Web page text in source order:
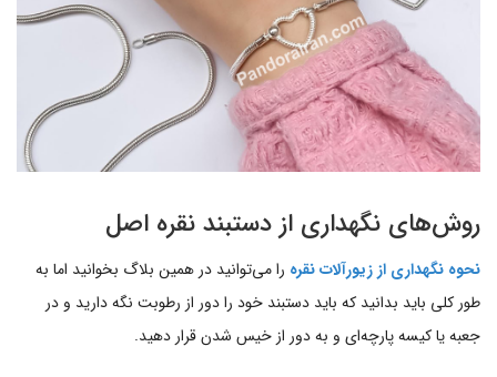
روش‌های نگهداری از دستبند نقره اصل
نحوه نگهداری از زیورآلات نقره را می‌توانید در همین بلاگ بخوانید اما به
طور کلی باید بدانید که باید دستبند خود را دور از رطوبت نگه دارید و در
جعبه یا کیسه پارچه‌ای و به دور از خیس شدن قرار دهید.